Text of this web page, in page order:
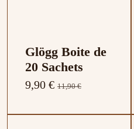
Glögg Boite de
20 Sachets
9,90 € 11,90 €